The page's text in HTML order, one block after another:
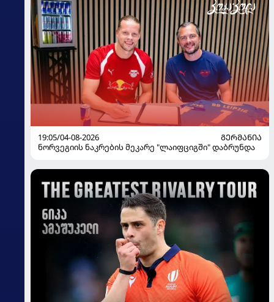
19:05/04-08-2026
ᲒᲔᲠᲛᲐᲜᲘᲐ
ნორვეგიის ნაკრების მეკარე "ლაიფციგში" დაბრუნდა